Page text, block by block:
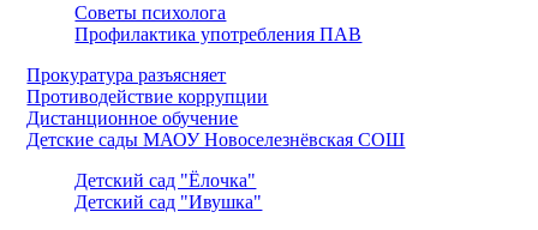
Советы психолога
Профилактика употребления ПАВ
Прокуратура разъясняет
Противодействие коррупции
Дистанционное обучение
Детские сады МАОУ Новоселезнёвская СОШ
Детский сад "Ёлочка"
Детский сад "Ивушка"